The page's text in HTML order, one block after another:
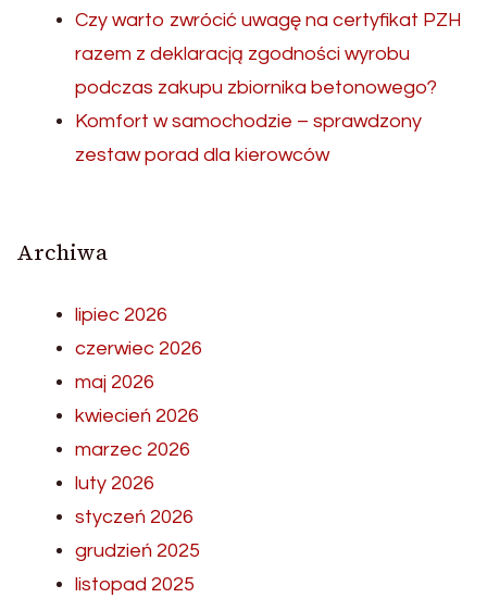
Czy warto zwrócić uwagę na certyfikat PZH
razem z deklaracją zgodności wyrobu
podczas zakupu zbiornika betonowego?
Komfort w samochodzie – sprawdzony
zestaw porad dla kierowców
Archiwa
lipiec 2026
czerwiec 2026
maj 2026
kwiecień 2026
marzec 2026
luty 2026
styczeń 2026
grudzień 2025
listopad 2025